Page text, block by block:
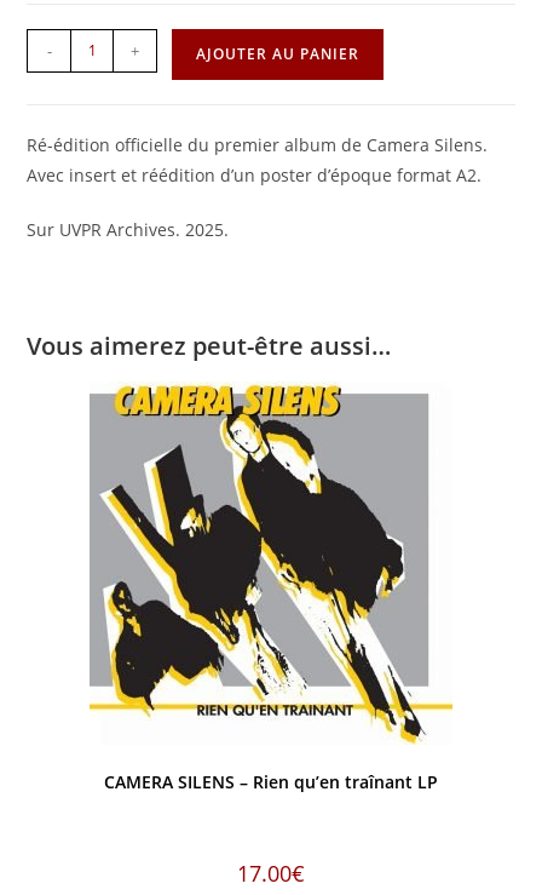
- + AJOUTER AU PANIER
Ré-édition officielle du premier album de Camera Silens.
Avec insert et réédition d’un poster d’époque format A2.
Sur UVPR Archives. 2025.
Vous aimerez peut-être aussi…
CAMERA SILENS – Rien qu’en traînant LP
17.00€